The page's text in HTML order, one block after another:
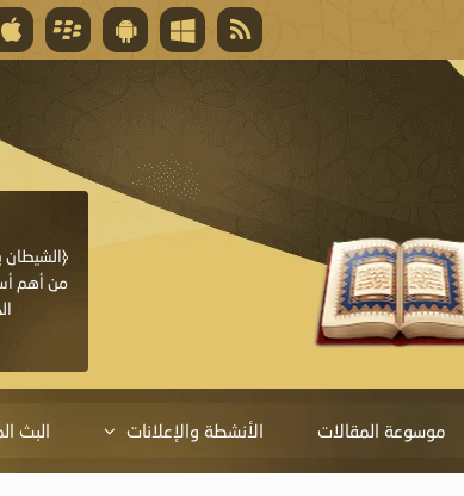
قال تعالى
المغفرة لأنها أغلى جائزة، وهي مفتاح باب العطايا التي
من أهم
موسوعة المقالات الأنشطة والإعلانات البث